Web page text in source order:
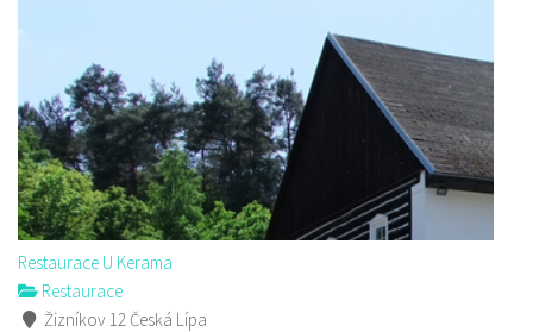
Restaurace U Kerama
Restaurace
Žizníkov 12 Česká Lípa